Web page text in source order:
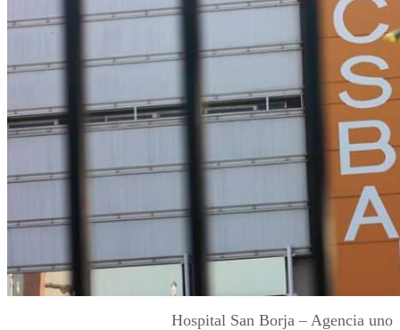
Hospital San Borja – Agencia uno